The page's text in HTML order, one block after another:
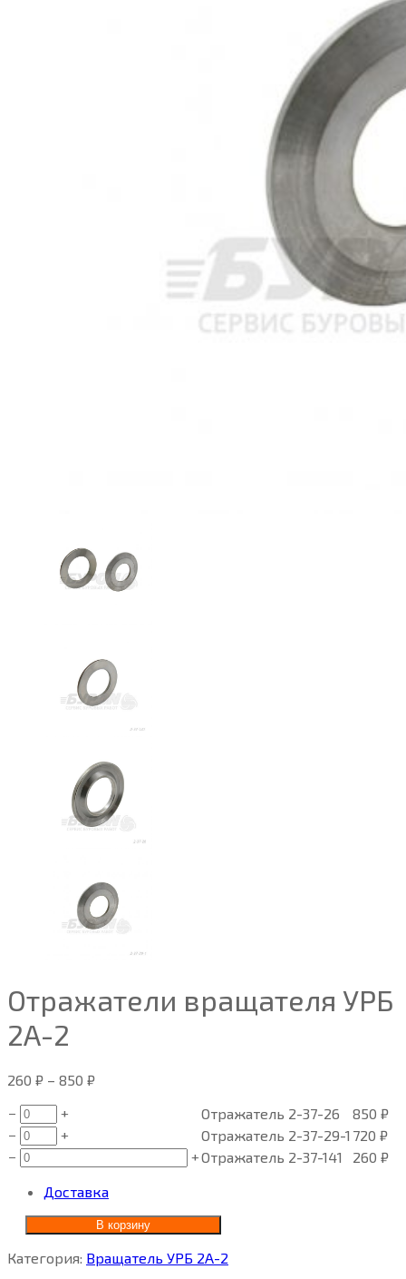
Отражатели вращателя УРБ
2А-2
260 ₽ – 850 ₽
−
+ Отражатель 2-37-26 850 ₽
−
+ Отражатель 2-37-29-1 720 ₽
−
+Отражатель 2-37-141 260 ₽
Доставка
В корзину
Категория: Вращатель УРБ 2А-2